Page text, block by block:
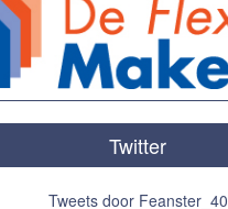
Twitter
Tweets door Feanster_40